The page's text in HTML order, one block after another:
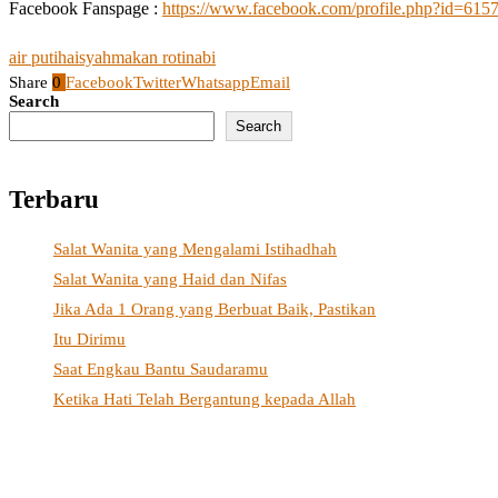
Facebook Fanspage : https://www.facebook.com/
air putihaisyahmakan rotinabi
Share 0 FacebookTwitterWhatsappEmail
Search
Search
Terbaru
Salat Wanita yang Mengalami Istihadhah
Salat Wanita yang Haid dan Nifas
Jika Ada 1 Orang yang Berbuat Baik, Pastikan
Itu Dirimu
Saat Engkau Bantu Saudaramu
Ketika Hati Telah Bergantung kepada Allah